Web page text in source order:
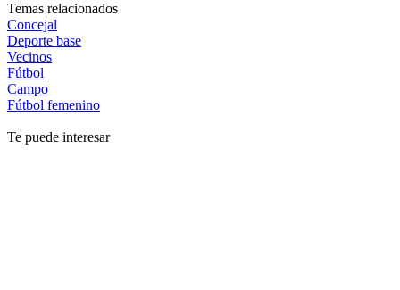
Temas relacionados
Concejal
Deporte base
Vecinos
Fútbol
Campo
Fútbol femenino
Te puede interesar